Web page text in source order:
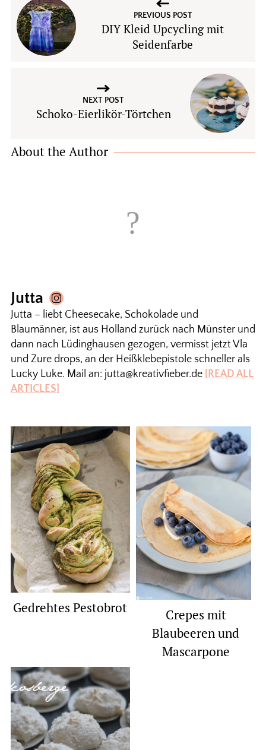
PREVIOUS POST
DIY Kleid Upcycling mit
Seidenfarbe
NEXT POST
Schoko-Eierlikör-Törtchen
About the Author
Jutta
Jutta – liebt Cheesecake, Schokolade und
Blaumänner, ist aus Holland zurück nach Münster und
dann nach Lüdinghausen gezogen, vermisst jetzt Vla
und Zure drops, an der Heißklebepistole schneller als
Lucky Luke. Mail an: jutta@kreativfieber.de [READ ALL
ARTICLES]
Gedrehtes Pestobrot
Crepes mit
Blaubeeren und
Mascarpone